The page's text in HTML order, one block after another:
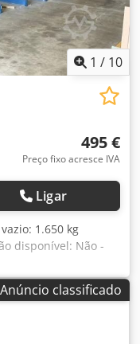
1 / 10
495 €
Preço fixo acresce IVA
Ligar
1.650 kg
disponível: Não -
estante: Dupla -
de vigas [unid.]:
[kg]: 4.000 -
- Comprimento
[mm]: 4.020 -
Anúncio classificado